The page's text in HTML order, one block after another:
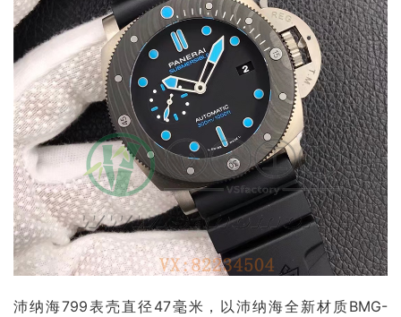
沛纳海799表壳直径47毫米，以沛纳海全新材质BMG-